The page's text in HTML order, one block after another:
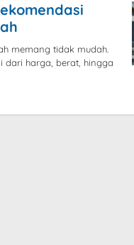
memang tidak mudah.
dari harga, berat, hingga